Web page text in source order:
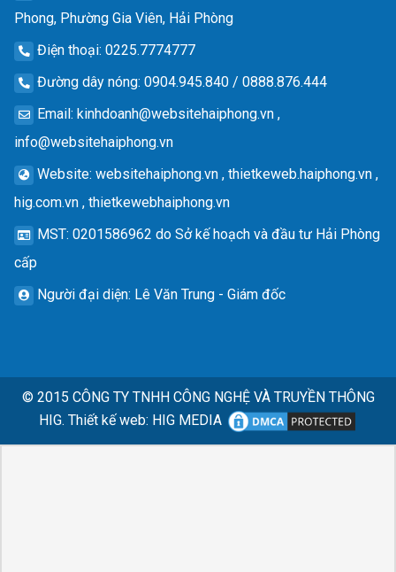
Phong, Phường Gia Viên, Hải Phòng
Điện thoại: 0225.7774777
Đường dây nóng: 0904.945.840 / 0888.876.444
Email: kinhdoanh@websitehaiphong.vn ,
info@websitehaiphong.vn
Website: websitehaiphong.vn , thietkeweb.haiphong.vn ,
hig.com.vn , thietkewebhaiphong.vn
MST: 0201586962 do Sở kế hoạch và đầu tư Hải Phòng
cấp
Người đại diện: Lê Văn Trung - Giám đốc
© 2015 CÔNG TY TNHH CÔNG NGHỆ VÀ TRUYỀN THÔNG
HIG. Thiết kế web: HIG MEDIA